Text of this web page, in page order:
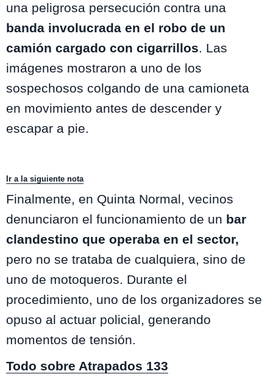
una peligrosa persecución contra una
banda involucrada en el robo de un
camión cargado con cigarrillos. Las
imágenes mostraron a uno de los
sospechosos colgando de una camioneta
en movimiento antes de descender y
escapar a pie.
Ir a la siguiente nota
Finalmente, en Quinta Normal, vecinos
denunciaron el funcionamiento de un bar
clandestino que operaba en el sector,
pero no se trataba de cualquiera, sino de
uno de motoqueros. Durante el
procedimiento, uno de los organizadores se
opuso al actuar policial, generando
momentos de tensión.
Todo sobre Atrapados 133